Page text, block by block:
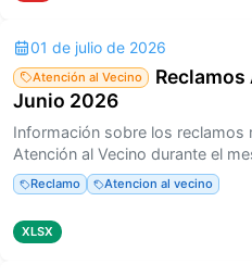
01 de julio de 2026
Atención al Vecino
Junio 2026
Información sobre los reclamos
Atención al Vecino durante el
Reclamo Atencion al vecino
XLSX